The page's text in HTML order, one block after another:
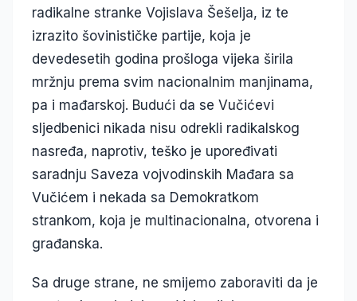
radikalne stranke Vojislava Šešelja, iz te
izrazito šovinističke partije, koja je
devedesetih godina prošloga vijeka širila
mržnju prema svim nacionalnim manjinama,
pa i mađarskoj. Budući da se Vučićevi
sljedbenici nikada nisu odrekli radikalskog
nasređa, naprotiv, teško je upoređivati
saradnju Saveza vojvodinskih Mađara sa
Vučićem i nekada sa Demokratkom
strankom, koja je multinacionalna, otvorena i
građanska.
Sa druge strane, ne smijemo zaboraviti da je